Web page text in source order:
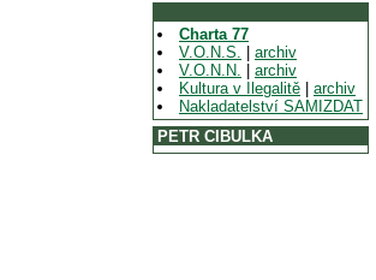
Charta 77
V.O.N.S.
archiv
V.O.N.N.
archiv
Kultura v Ilegalitě
archiv
Nakladatelství SAMIZDAT
PETR CIBULKA